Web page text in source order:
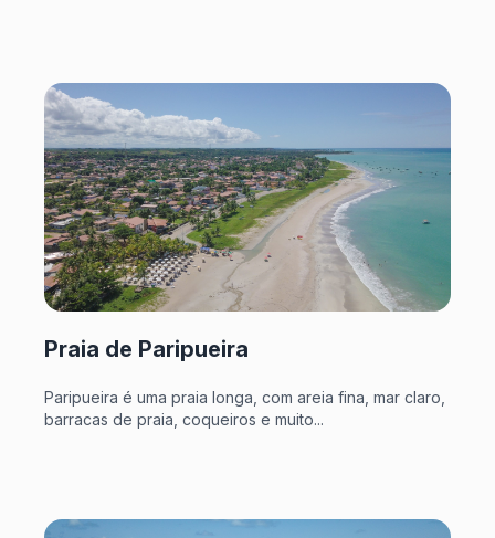
Praia de Paripueira
Paripueira é uma praia longa, com areia fina, mar claro,
barracas de praia, coqueiros e muito...